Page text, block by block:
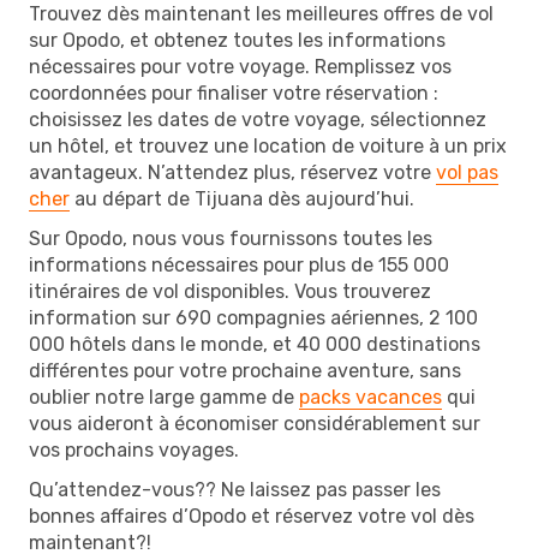
Trouvez dès maintenant les meilleures offres de vol
sur Opodo, et obtenez toutes les informations
nécessaires pour votre voyage. Remplissez vos
coordonnées pour finaliser votre réservation :
choisissez les dates de votre voyage, sélectionnez
un hôtel, et trouvez une location de voiture à un prix
avantageux. N’attendez plus, réservez votre vol pas
cher au départ de Tijuana dès aujourd’hui.
Sur Opodo, nous vous fournissons toutes les
informations nécessaires pour plus de 155 000
itinéraires de vol disponibles. Vous trouverez
information sur 690 compagnies aériennes, 2 100
000 hôtels dans le monde, et 40 000 destinations
différentes pour votre prochaine aventure, sans
oublier notre large gamme de packs vacances qui
vous aideront à économiser considérablement sur
vos prochains voyages.
Qu’attendez-vous?? Ne laissez pas passer les
bonnes affaires d’Opodo et réservez votre vol dès
maintenant?!